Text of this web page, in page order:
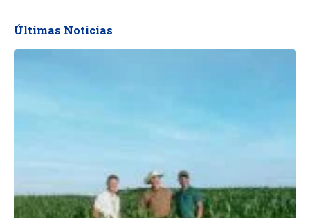
Últimas Notícias